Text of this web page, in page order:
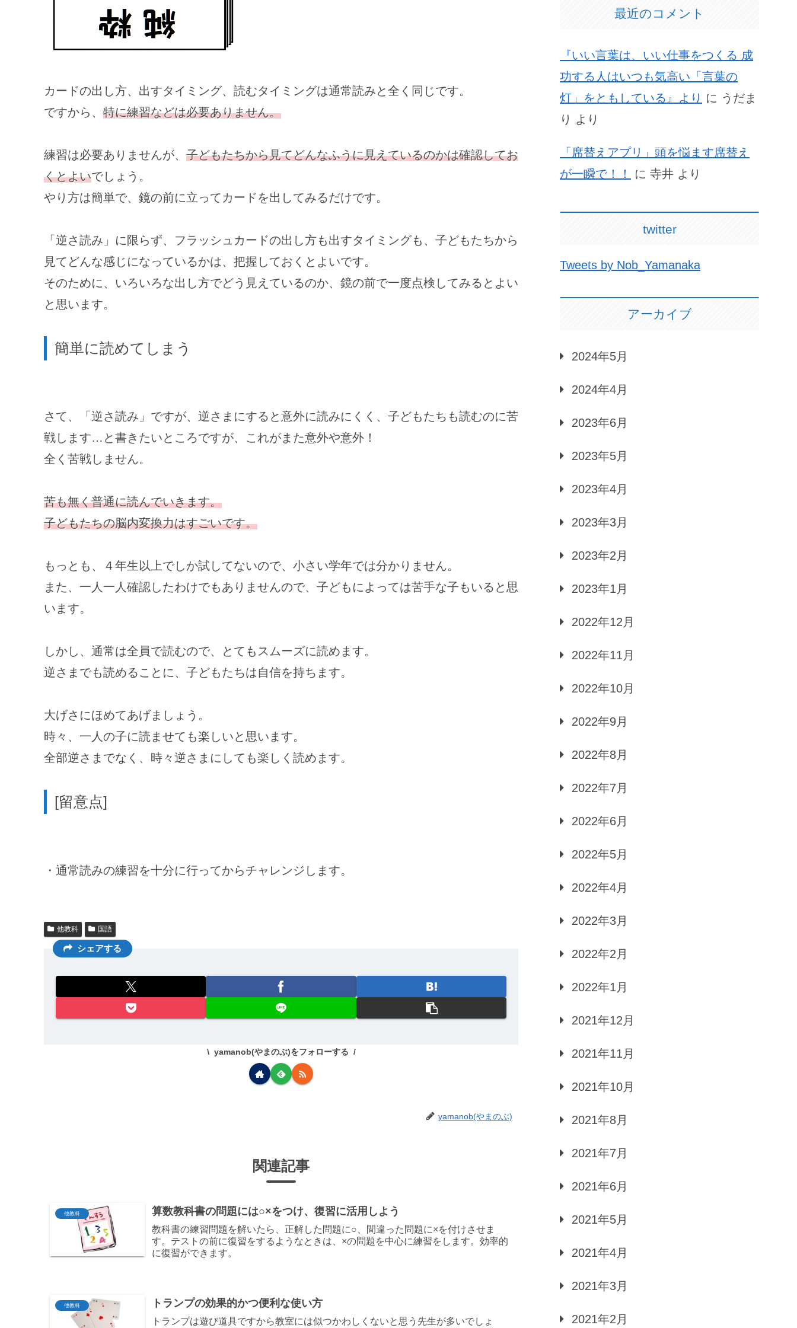
カードの出し方、出すタイミング、読むタイミングは通常読みと全く同じです。
ですから、 特に練習などは必要ありません。
練習は必要ありませんが、 子どもたちから見てどんなふうに見えているのかは確認してお
くとよいでしょう。
やり方は簡単で、鏡の前に立ってカードを出してみるだけです。
「逆さ読み」に限らず、フラッシュカードの出し方も出すタイミングも、子どもたちから
見てどんな感じになっているかは、把握しておくとよいです。
そのために、いろいろな出し方でどう見えているのか、鏡の前で一度点検してみるとよい
と思います。
簡単に読めてしまう
さて、「逆さ読み」ですが、逆さまにすると意外に読みにくく、子どもたちも読むのに苦
戦します…と書きたいところですが、これがまた意外や意外！
全く苦戦しません。
苦も無く普通に読んでいきます。
子どもたちの脳内変換力はすごいです。
もっとも、４年生以上でしか試してないので、小さい学年では分かりません。
また、一人一人確認したわけでもありませんので、子どもによっては苦手な子もいると思
います。
しかし、通常は全員で読むので、とてもスムーズに読めます。
逆さまでも読めることに、子どもたちは自信を持ちます。
大げさにほめてあげましょう。
時々、一人の子に読ませても楽しいと思います。
全部逆さまでなく、時々逆さまにしても楽しく読めます。
[留意点]
・通常読みの練習を十分に行ってからチャレンジします。
他教科 国語
シェアする
yamanob(やまのぶ)をフォローする
yamanob(やまのぶ)
関連記事
他教科 算数教科書の問題には○×をつけ、復習に活用しよう
教科書の練習問題を解いたら、正解した問題に○、間違った問題に×を付けさせま
す。テストの前に復習をするようなときは、×の問題を中心に練習をします。効率的
に復習ができます。
他教科 トランプの効果的かつ便利な使い方
トランプは遊び道具ですから教室には似つかわしくないと思う先生が多いでしょ
最近のコメント
『いい言葉は、いい仕事をつくる 成
功する人はいつも気高い「言葉の
灯」をともしている』より に うだま
り
より
「席替えアプリ」頭を悩ます席替え
が一瞬で！！
に 寺井 より
twitter
Tweets by Nob_Yamanaka
アーカイブ
2024年5月
2024年4月
2023年6月
2023年5月
2023年4月
2023年3月
2023年2月
2023年1月
2022年12月
2022年11月
2022年10月
2022年9月
2022年8月
2022年7月
2022年6月
2022年5月
2022年4月
2022年3月
2022年2月
2022年1月
2021年12月
2021年11月
2021年10月
2021年8月
2021年7月
2021年6月
2021年5月
2021年4月
2021年3月
2021年2月